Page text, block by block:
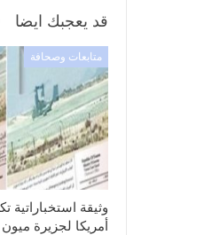
قد يعجبك ايضا
متابعات وصحافة
وثيقة
أمريكا لجزيرة